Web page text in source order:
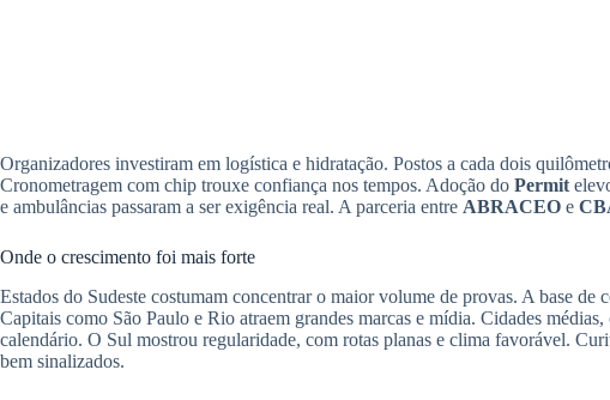
Organizadores investiram em logística e hidratação. Postos a cada dois
Cronometragem com chip trouxe confiança nos tempos. Adoção do Permit
e ambulâncias passaram a ser exigência real. A parceria entre ABRACEO e
Onde o crescimento foi mais forte
Estados do Sudeste costumam concentrar o maior volume de provas. A base de
Capitais como São Paulo e Rio atraem grandes marcas e mídia. Cidades
calendário. O Sul mostrou regularidade, com rotas planas e clima favorável.
bem sinalizados.